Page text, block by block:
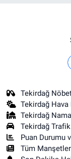
Tekirdağ
Tekirdağ Hava
Tekirdağ
Tekirdağ
Puan Durumu
Tüm Manşetler